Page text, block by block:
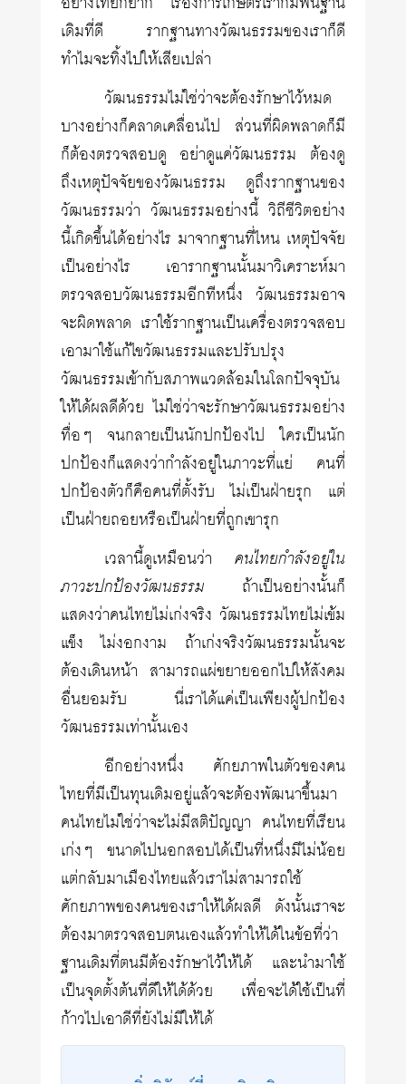
เดิมที่ดี รากฐานทางวัฒนธรรมของเราก็ดี
ทำไมจะทิ้งไปให้เสียเปล่า
วัฒนธรรมไม่ใช่ว่าจะต้องรักษาไว้หมด
บางอย่างก็คลาดเคลื่อนไป ส่วนที่ผิดพลาดก็มี
ก็ต้องตรวจสอบดู อย่าดูแค่วัฒนธรรม ต้องดู
ถึงเหตุปัจจัยของวัฒนธรรม ดูถึงรากฐานของ
วัฒนธรรมว่า วัฒนธรรมอย่างนี้ วิถีชีวิตอย่าง
นี้เกิดขึ้นได้อย่างไร มาจากฐานที่ไหน เหตุปัจจัย
เป็นอย่างไร เอารากฐานนั้นมาวิเคราะห์มา
ตรวจสอบวัฒนธรรมอีกทีหนึ่ง วัฒนธรรมอาจ
จะผิดพลาด เราใช้รากฐานเป็นเครื่องตรวจสอบ
เอามาใช้แก้ไขวัฒนธรรมและปรับปรุง
วัฒนธรรมเข้ากับสภาพแวดล้อมในโลกปัจจุบัน
ให้ได้ผลดีด้วย ไม่ใช่ว่าจะรักษาวัฒนธรรมอย่าง
ทื่อๆ จนกลายเป็นนักปกป้องไป ใครเป็นนัก
ปกป้องก็แสดงว่ากำลังอยู่ในภาวะที่แย่ คนที่
ปกป้องตัวก็คือคนที่ตั้งรับ ไม่เป็นฝ่ายรุก แต่
เป็นฝ่ายถอยหรือเป็นฝ่ายที่ถูกเขารุก
เวลานี้ดูเหมือนว่า คนไทยกำลังอยู่ใน
ภาวะปกป้องวัฒนธรรม ถ้าเป็นอย่างนั้นก็
แสดงว่าคนไทยไม่เก่งจริง วัฒนธรรมไทยไม่เข้ม
แข็ง ไม่งอกงาม ถ้าเก่งจริงวัฒนธรรมนั้นจะ
ต้องเดินหน้า สามารถแผ่ขยายออกไปให้สังคม
อื่นยอมรับ นี่เราได้แค่เป็นเพียงผู้ปกป้อง
วัฒนธรรมเท่านั้นเอง
อีกอย่างหนึ่ง ศักยภาพในตัวของคน
ไทยที่มีเป็นทุนเดิมอยู่แล้วจะต้องพัฒนาขึ้นมา
คนไทยไม่ใช่ว่าจะไม่มีสติปัญญา คนไทยที่เรียน
เก่งๆ ขนาดไปนอกสอบได้เป็นที่หนึ่งมีไม่น้อย
แต่กลับมาเมืองไทยแล้วเราไม่สามารถใช้
ศักยภาพของคนของเราให้ได้ผลดี ดังนั้นเราจะ
ต้องมาตรวจสอบตนเองแล้วทำให้ได้ในข้อที่ว่า
ฐานเดิมที่ตนมีต้องรักษาไว้ให้ได้ และนำมาใช้
เป็นจุดตั้งต้นที่ดีให้ได้ด้วย เพื่อจะได้ใช้เป็นที่
ก้าวไปเอาดีที่ยังไม่มีให้ได้